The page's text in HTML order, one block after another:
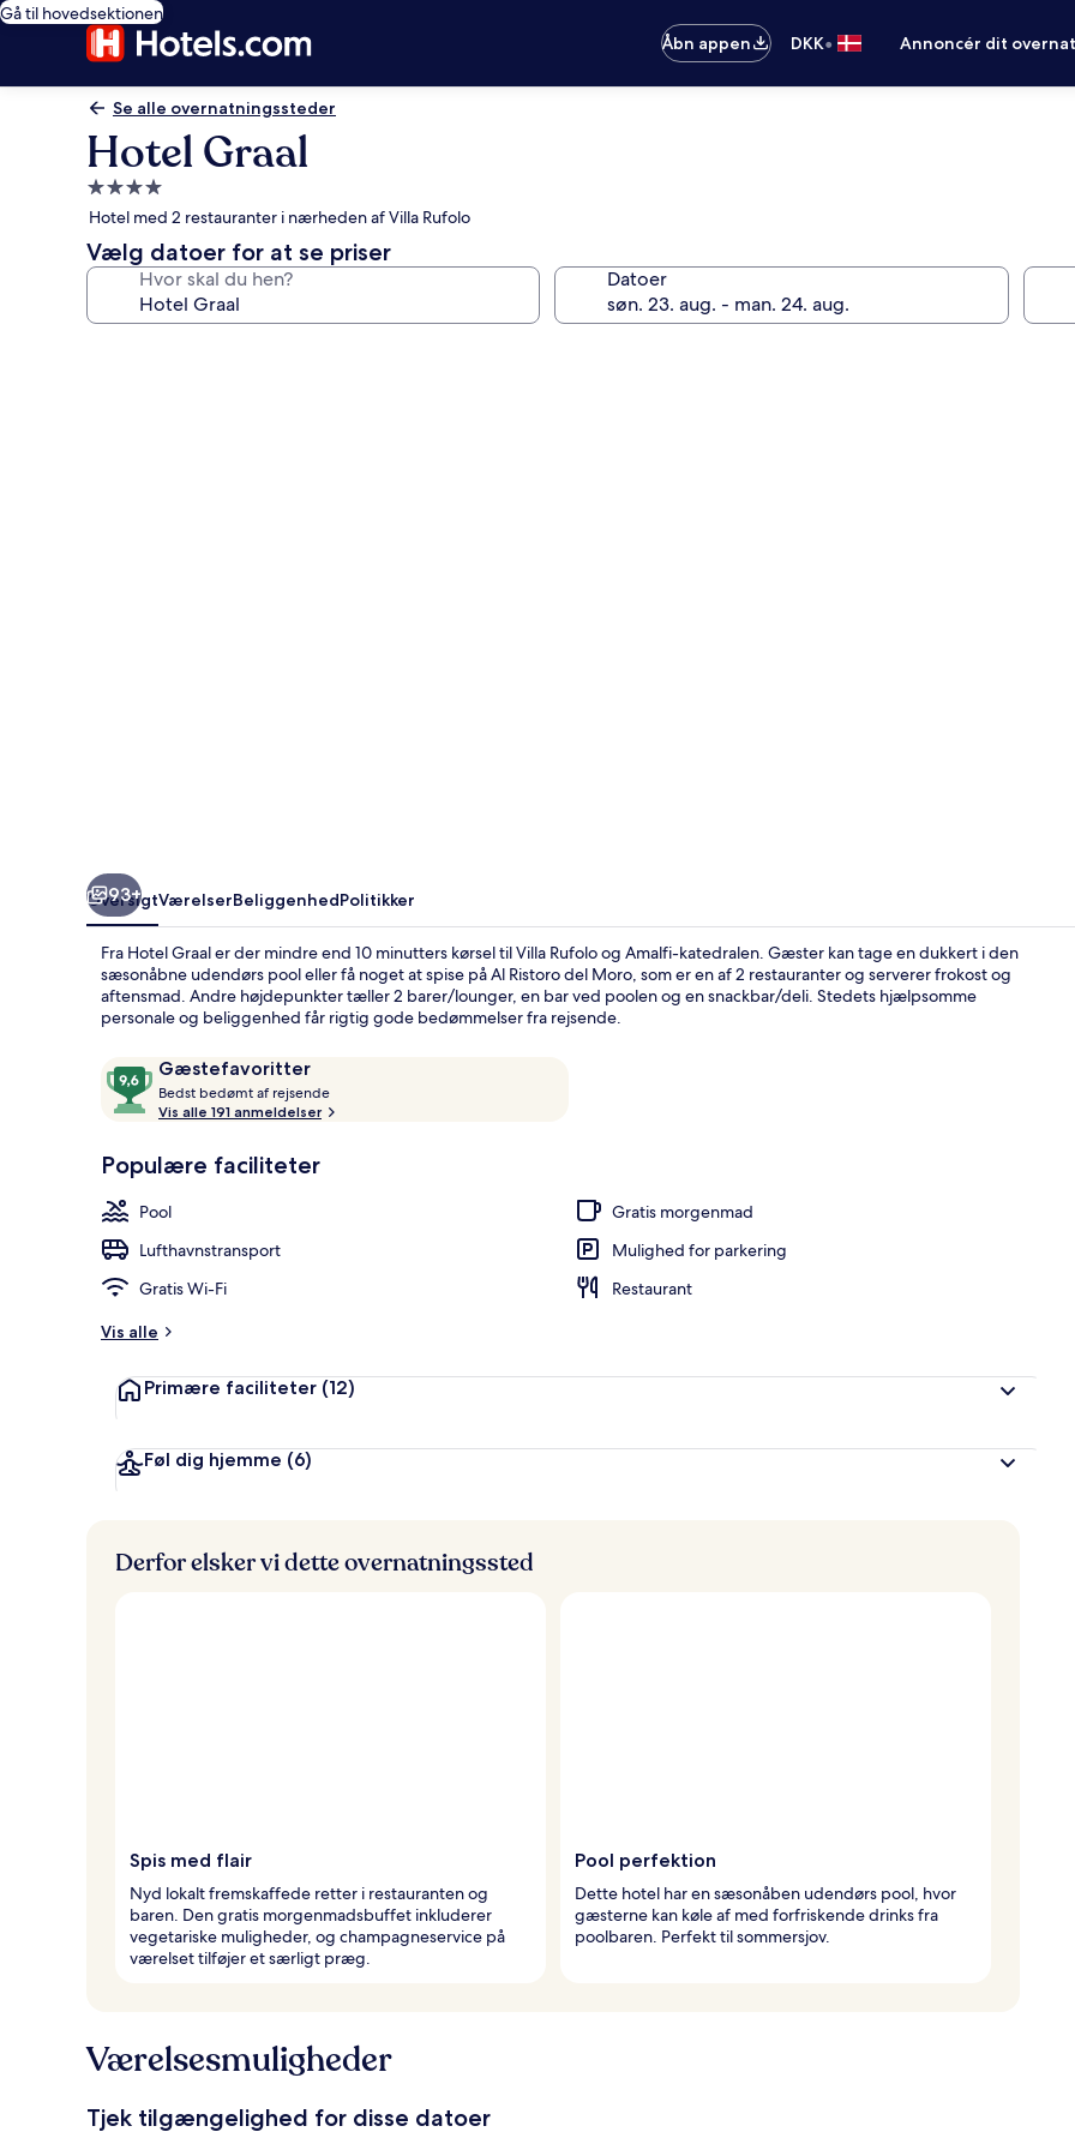
Gå til hovedsektionen
Åbn appen
DKK• Annoncér dit
Se alle overnatningssteder
Hotel Graal
4.0-
stjernet
overnatningssted
Hotel med 2 restauranter i nærheden af Villa Rufolo
Vælg datoer for at se priser
Hvor skal du hen? Datoer
93+
OversigtVærelserBeliggenhedPolitikker
Fra Hotel Graal er der mindre end 10 minutters kørsel til Villa Rufolo og Amalfi-katedralen. Gæster kan tage en dukkert i den
sæsonåbne udendørs pool eller få noget at spise på Al Ristoro del Moro, som er en af 2 restauranter og serverer frokost og
aftensmad. Andre højdepunkter tæller 2 barer/lounger, en bar ved poolen og en snackbar/deli. Stedets hjælpsomme
personale og beliggenhed får rigtig gode bedømmelser fra rejsende.
AnmeldelserGæstefavoritter
9,6
ud
af
Gæstefavoritter
Bedst bedømt af rejsende
e
a
f
d
Vis alle 191 anmeldelser
Populære faciliteter
Pool
Gratis morgenmad
Lufthavnstransport
Mulighed for parkering
Gratis Wi-Fi
Restaurant
Vis alle
Primære faciliteter (12)
Føl dig hjemme (6)
Derfor elsker vi dette overnatningssted
Spis med flair
Nyd lokalt fremskaffede retter i restauranten og
baren. Den gratis morgenmadsbuffet inkluderer
vegetariske muligheder, og champagneservice på
værelset tilføjer et særligt præg.
Pool perfektion
Dette hotel har en sæsonåben udendørs pool, hvor
gæsterne kan køle af med forfriskende drinks fra
poolbaren. Perfekt til sommersjov.
Værelsesmuligheder
Tjek tilgængelighed for disse datoer